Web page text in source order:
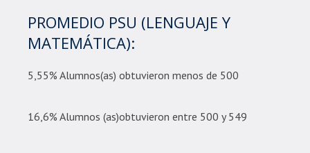
PROMEDIO PSU (LENGUAJE Y
MATEMÁTICA):
5,55% Alumnos(as) obtuvieron menos de 500
16,6% Alumnos (as)obtuvieron entre 500 y 549